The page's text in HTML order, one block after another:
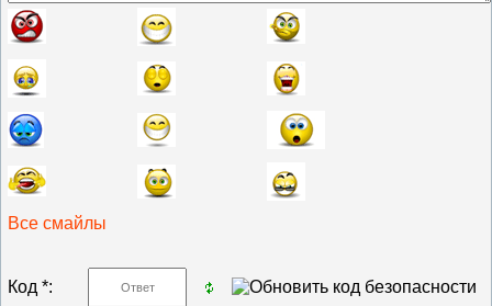
Все смайлы
Код *: